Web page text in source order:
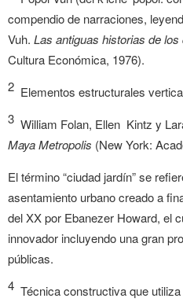
compendio de narraciones,
Vuh. Las antiguas historias de los
Cultura Económica, 1976).
2 Elementos estructurales
3 William Folan, Ellen Kintz y
Maya Metropolis (New York:
El término “ciudad jardín” se
asentamiento urbano creado a
del XX por Ebanezer Howard, el
innovador incluyendo una gran
públicas.
4 Técnica constructiva que